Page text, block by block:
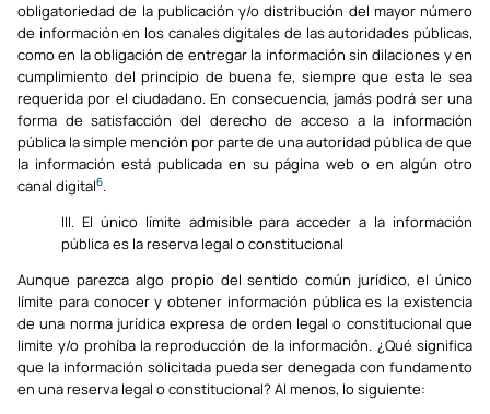
obligatoriedad de la publicación y/o distribución del mayor número
de información en los canales digitales de las autoridades públicas,
como en la obligación de entregar la información sin dilaciones y en
cumplimiento del principio de buena fe, siempre que esta le sea
requerida por el ciudadano. En consecuencia, jamás podrá ser una
forma de satisfacción del derecho de acceso a la información
pública la simple mención por parte de una autoridad pública de que
la información está publicada en su página web o en algún otro
canal digital6.
III. El único límite admisible para acceder a la información
pública es la reserva legal o constitucional
Aunque parezca algo propio del sentido común jurídico, el único
límite para conocer y obtener información pública es la existencia
de una norma jurídica expresa de orden legal o constitucional que
limite y/o prohíba la reproducción de la información. ¿Qué significa
que la información solicitada pueda ser denegada con fundamento
en una reserva legal o constitucional? Al menos, lo siguiente: